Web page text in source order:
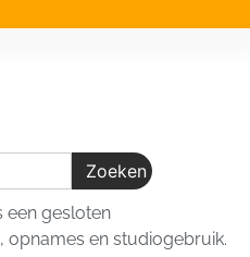
Zoeken
een gesloten
en studiogebruik.